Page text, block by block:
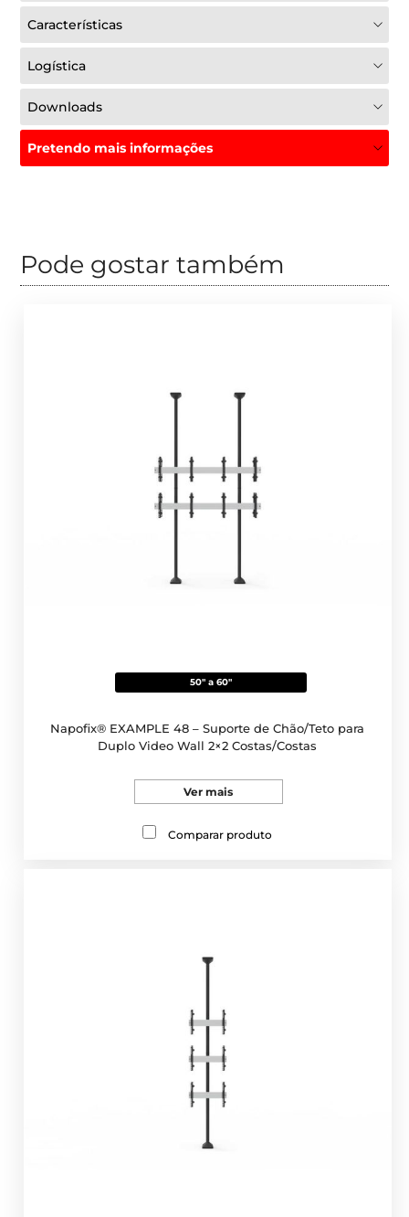
Características
Logística
Downloads
Pretendo mais informações
Pode gostar também
50" a 60"
Napofix® EXAMPLE 48 – Suporte de Chão/Teto para
Duplo Video Wall 2×2 Costas/Costas
Ver mais
Comparar produto